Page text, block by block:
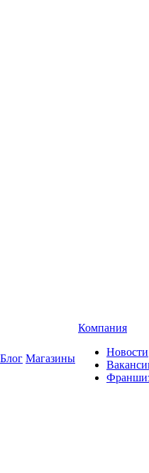
Блог Магазины
Компания
Новости